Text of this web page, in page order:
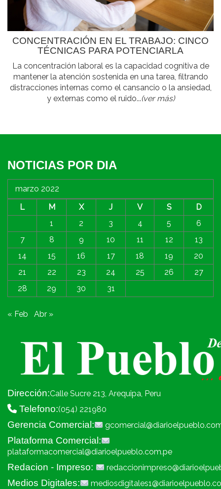
CONCENTRACIÓN EN EL TRABAJO: CINCO
TÉCNICAS PARA POTENCIARLA
La concentración laboral es la capacidad cognitiva de
mantener la atención sostenida en una tarea, filtrando
distracciones internas como el cansancio o la ansiedad,
y externas como el ruido...(ver más)
NOTICIAS POR DIA
marzo 2022
L
M X J V S
D
1
2 3 4 5
6
7
8 9 10 11 12
13
14
15 16 17 18 19
20
21
22 23 24 25 26
27
28
29 30 31
« Feb Abr »
Dirección:Calle Sucre 213, Arequipa, Peru
Telefono:(054) 221980
Gerencia Comercial:
Plataforma Comercial:
plataformacomercial@diarioelpueblo.com.pe
Redacion - Impreso:
Medios Digitales: